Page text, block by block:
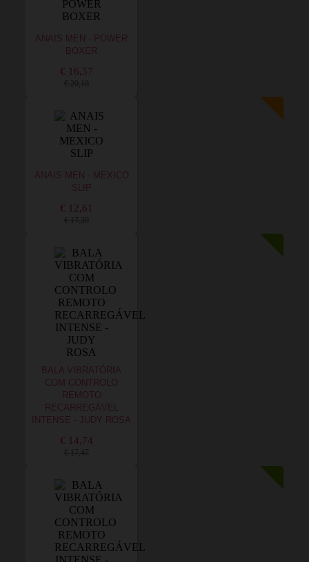
ANAIS MEN - POWER
BOXER
€ 16,57
€ 20,16
ANAIS MEN - MEXICO
SLIP
€ 12,61
€ 17,20
BALA VIBRATÓRIA
COM CONTROLO
REMOTO
RECARREGÁVEL
INTENSE - JUDY ROSA
€ 14,74
€ 17,47